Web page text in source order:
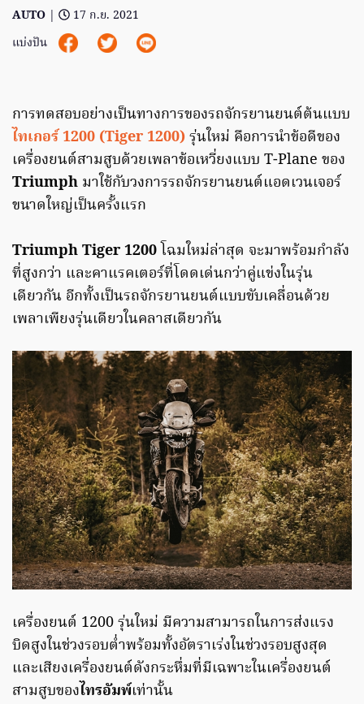
AUTO |
17 ก.ย. 2021
แบ่งปัน
การทดสอบอย่างเป็นทางการของรถจักรยานยนต์ต้นแบบ
ไทเกอร์ 1200 (Tiger 1200)รุ่นใหม่ คือการนำข้อดีของ
เครื่องยนต์สามสูบด้วยเพลาข้อเหวี่ยงแบบ T-Plane ของ
Triumph มาใช้กับวงการรถจักรยานยนต์แอดเวนเจอร์
ขนาดใหญ่เป็นครั้งแรก
Triumph Tiger 1200 โฉมใหม่ล่าสุด จะมาพร้อมกำลัง
ที่สูงกว่า และคาแรคเตอร์ที่โดดเด่นกว่าคู่แข่งในรุ่น
เดียวกัน อีกทั้งเป็นรถจักรยานยนต์แบบขับเคลื่อนด้วย
เพลาเพียงรุ่นเดียวในคลาสเดียวกัน
เครื่องยนต์ 1200 รุ่นใหม่ มีความสามารถในการส่งแรง
บิดสูงในช่วงรอบต่ำพร้อมทั้งอัตราเร่งในช่วงรอบสูงสุด
และเสียงเครื่องยนต์ดังกระหึ่มที่มีเฉพาะในเครื่องยนต์
สามสูบของไทรอัมพ์เท่านั้น